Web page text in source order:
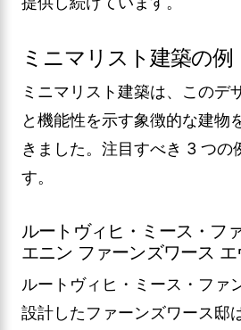
ミニマリスト建築の例
ミニマリスト建築は、このデ
と機能性を示す象徴的な建物
きました。注目すべき 3 つの
す。
ルートヴィヒ・ミース・フ
エニン ファーンズワース エ
ルートヴィヒ・ミース・ファ
設計したファーンズワース邸